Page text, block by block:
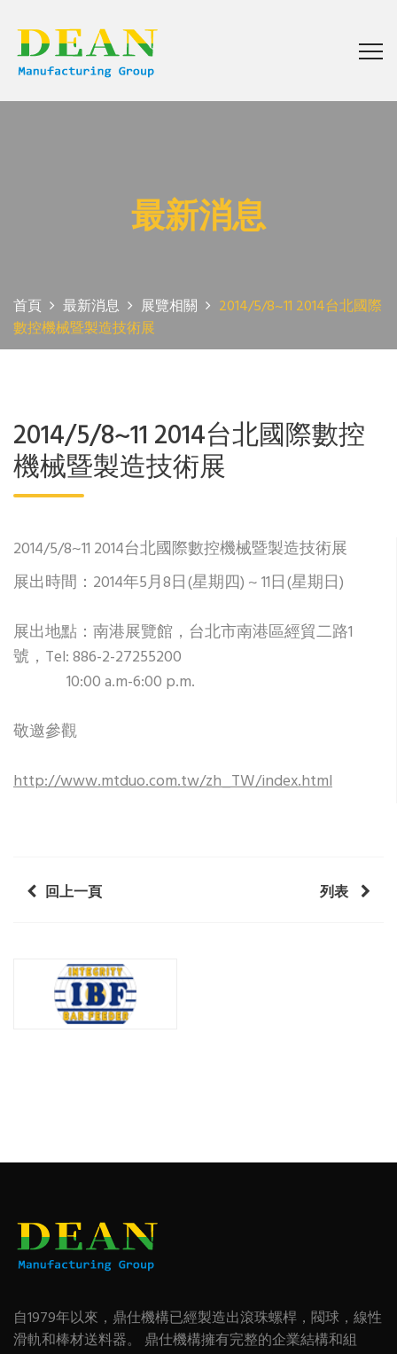
最新消息
首頁 最新消息 展覽相關
2014/5/8~11 2014台北國際
數控機械暨製造技術展
2014/5/8~11 2014台北國際數控
機械暨製造技術展
2014/5/8~11 2014台北國際數控機械暨製造技術展
展出時間：2014年5月8日(星期四) ~ 11日(星期日)
展出地點：南港展覽館，台北市南港區經貿二路1
號，Tel: 886-2-27255200
10:00 a.m-6:00 p.m.
敬邀參觀
http://www.mtduo.com.tw/zh_TW/index.html
回上一頁 列表
自1979年以來，鼎仕機構已經製造出滾珠螺桿，閥球，線性
滑軌和棒材送料器。 鼎仕機構擁有完整的企業結構和組